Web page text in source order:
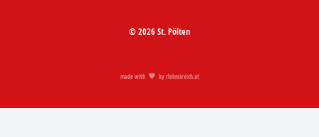
© 2026 St. Pölten
made with by rlebnisreich.at